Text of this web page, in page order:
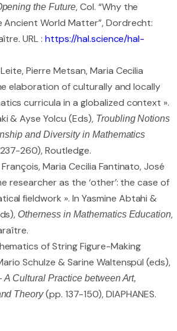
the Future, Col. “Why the
Ancient World Matter”, Dordrecht:
URL :https://hal.science/hal-
Pierre Metsan, Maria Cecilia
elaboration of culturally and locally
curricula in a globalized context ».
& Ayse Yolcu (Eds), Troubling Notions
and Diversity in Mathematics
260), Routledge.
Maria Cecilia Fantinato, José
researcher as the ‘other’: the case of
fieldwork ». In Yasmine Abtahi &
Otherness in Mathematics Education,
of String Figure-Making
Schulze & Sarine Waltenspül (eds),
A Cultural Practice between Art,
Theory(pp. 137-150), DIAPHANES.